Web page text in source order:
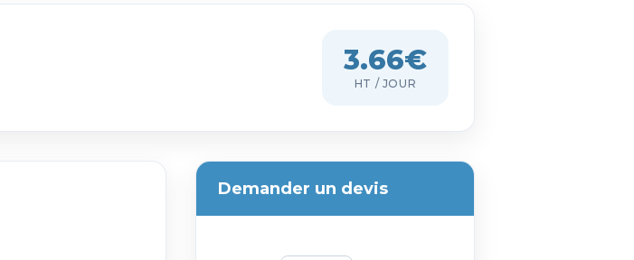
3.66€
HT / JOUR
Demander un devis